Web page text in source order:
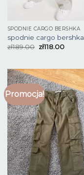
SPODNIE CARGO BERSHKA
spodnie cargo bershka
zł189.00 zł118.00
Promocja!